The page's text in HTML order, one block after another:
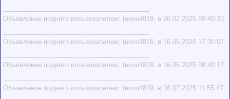
-----------------------------------------------------------------------
Объявление поднято пользователем: texno4819, в 26.02.2025 09:40:33
-----------------------------------------------------------------------
Объявление поднято пользователем: texno4819, в 16.05.2025 17:30:07
-----------------------------------------------------------------------
Объявление поднято пользователем: texno4819, в 16.06.2025 08:40:17
-----------------------------------------------------------------------
Объявление поднято пользователем: texno4819, в 16.07.2025 11:55:47